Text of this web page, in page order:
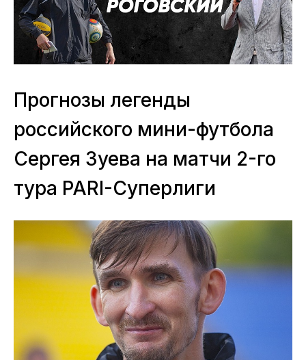
Прогнозы легенды
российского мини-футбола
Сергея Зуева на матчи 2-го
тура PARI-Суперлиги